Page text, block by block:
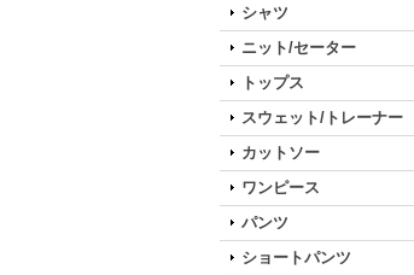
シャツ
ニット/セーター
トップス
スウェット/トレーナー
カットソー
ワンピース
パンツ
ショートパンツ